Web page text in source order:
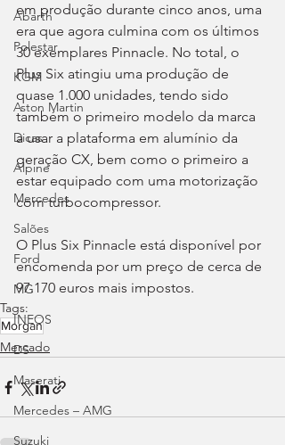
Abarth
Polestar
KGM
Aston Martin
Dicas
Alpine
Mercedes
Salões
Ford
MG
INEOS
DS
Maserati
Mercedes – AMG
Suzuki
em produção durante cinco anos, uma
era que agora culmina com os últimos
30 exemplares Pinnacle. No total, o
Plus Six atingiu uma produção de
quase 1.000 unidades, tendo sido
também o primeiro modelo da marca
a usar a plataforma em alumínio da
geração CX, bem como o primeiro a
estar equipado com uma motorização
com turbocompressor.
O Plus Six Pinnacle está disponível por
encomenda por um preço de cerca de
97.170 euros mais impostos.
Tags:
Morgan
Mercado